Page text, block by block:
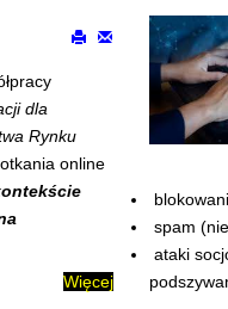
dla
Rynku
online
Więcej
spam
ataki